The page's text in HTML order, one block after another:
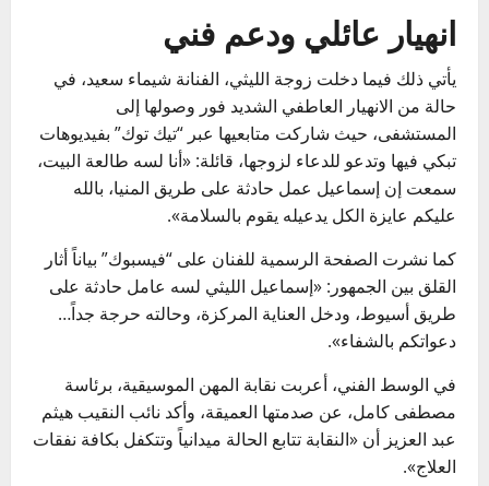
انهيار عائلي ودعم فني
يأتي ذلك فيما دخلت زوجة الليثي، الفنانة شيماء سعيد، في
حالة من الانهيار العاطفي الشديد فور وصولها إلى
المستشفى، حيث شاركت متابعيها عبر “تيك توك” بفيديوهات
تبكي فيها وتدعو للدعاء لزوجها، قائلة: «أنا لسه طالعة البيت،
سمعت إن إسماعيل عمل حادثة على طريق المنيا، بالله
عليكم عايزة الكل يدعيله يقوم بالسلامة».
كما نشرت الصفحة الرسمية للفنان على “فيسبوك” بياناً أثار
القلق بين الجمهور: «إسماعيل الليثي لسه عامل حادثة على
طريق أسيوط، ودخل العناية المركزة، وحالته حرجة جداً…
دعواتكم بالشفاء».
في الوسط الفني، أعربت نقابة المهن الموسيقية، برئاسة
مصطفى كامل، عن صدمتها العميقة، وأكد نائب النقيب هيثم
عبد العزيز أن «النقابة تتابع الحالة ميدانياً وتتكفل بكافة نفقات
العلاج».